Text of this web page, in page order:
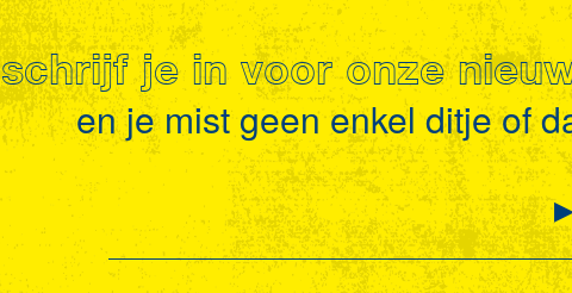
schrijf je in voor onze
en je mist geen enkel ditje of